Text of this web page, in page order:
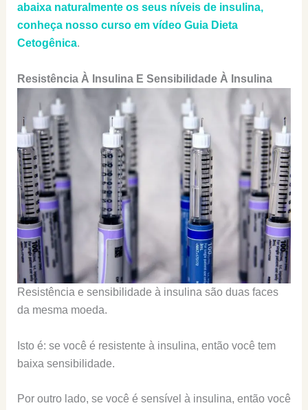
abaixa naturalmente os seus níveis de insulina,
conheça nosso curso em vídeo Guia Dieta
Cetogênica.
Resistência À Insulina E Sensibilidade À Insulina
Resistência e sensibilidade à insulina são duas faces
da mesma moeda.
Isto é: se você é resistente à insulina, então você tem
baixa sensibilidade.
Por outro lado, se você é sensível à insulina, então você